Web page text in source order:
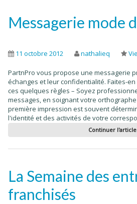
Messagerie mode
11 octobre 2012 nathalieq
PartnPro vous propose une messagerie
échanges et leur confidentialité. Faites-
ces quelques règles – Soyez
messages, en soignant votre
première impression est souvent
l'identité et des activités de votre
Continuer l'article
La Semaine des
franchisés